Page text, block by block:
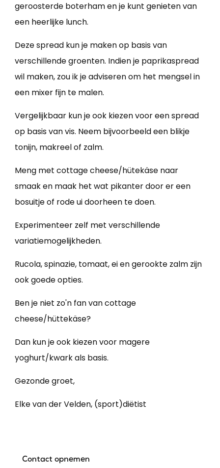
geroosterde boterham en je kunt genieten van
een heerlijke lunch.
Deze spread kun je maken op basis van
verschillende groenten. Indien je paprikaspread
wil maken, zou ik je adviseren om het mengsel in
een mixer fijn te malen.
Vergelijkbaar kun je ook kiezen voor een spread
op basis van vis. Neem bijvoorbeeld een blikje
tonijn, makreel of zalm.
Meng met cottage cheese/hütekäse naar
smaak en maak het wat pikanter door er een
bosuitje of rode ui doorheen te doen.
Experimenteer zelf met verschillende
variatiemogelijkheden.
Rucola, spinazie, tomaat, ei en gerookte zalm zijn
ook goede opties.
Ben je niet zo'n fan van cottage
cheese/hüttekäse?
Dan kun je ook kiezen voor magere
yoghurt/kwark als basis.
Gezonde groet,
Elke van der Velden, (sport)diëtist
Contact opnemen